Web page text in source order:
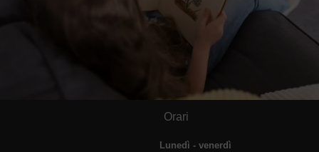
Orari
Lunedì - venerdì